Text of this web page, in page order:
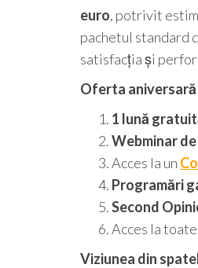
euro, potrivit
pachetul standard
satisfacția și
Oferta
1 lună
Webminar
Acces la un
Programări
Second
Acces la
Viziunea din